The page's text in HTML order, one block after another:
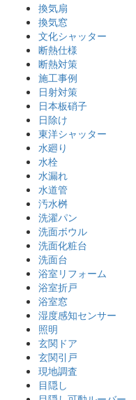
換気扇
換気窓
文化シャッター
断熱仕様
断熱対策
施工事例
日射対策
日本板硝子
日除け
東洋シャッター
水廻り
水栓
水漏れ
水道管
汚水桝
洗濯パン
洗面ボウル
洗面化粧台
洗面台
浴室リフォーム
浴室折戸
浴室窓
湿度感知センサー
照明
玄関ドア
玄関引戸
現地調査
目隠し